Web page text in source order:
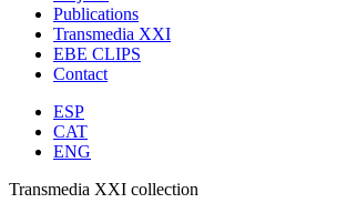
Publications
Transmedia XXI
EBE CLIPS
Contact
ESP
CAT
ENG
Transmedia XXI collection